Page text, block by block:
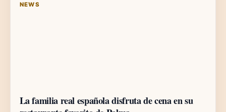
NEWS
La familia real española disfruta de cena en su